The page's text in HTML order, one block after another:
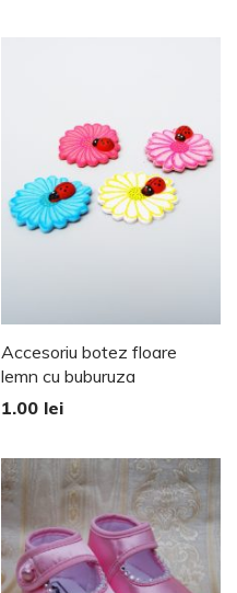
Accesoriu botez floare
lemn cu buburuza
1.00 lei